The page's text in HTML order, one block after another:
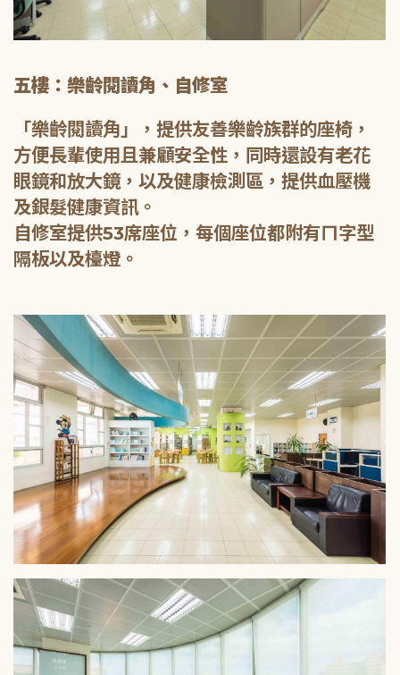
五樓：樂齡閱讀角、自修室
「樂齡閱讀角」，提供友善樂齡族群的座椅，
方便長輩使用且兼顧安全性，同時還設有老花
眼鏡和放大鏡，以及健康檢測區，提供血壓機
及銀髮健康資訊。
自修室提供53席座位，每個座位都附有ㄇ字型